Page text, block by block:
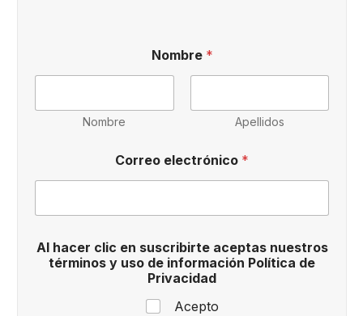
n
i
ó
n
e
s
t
o
Nombre *
Nombre Apellidos
Correo electrónico *
Al hacer clic en suscribirte aceptas nuestros
términos y uso de información Política de
Privacidad
Acepto